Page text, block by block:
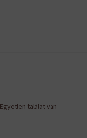
Egyetlen találat van